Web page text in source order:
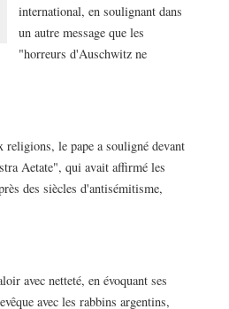
international, en soulignant dans
un autre message que les
"horreurs d'Auschwitz ne
religions, le pape a souligné devant
Aetate", qui avait affirmé les
des siècles d'antisémitisme,
avec netteté, en évoquant ses
avec les rabbins argentins,